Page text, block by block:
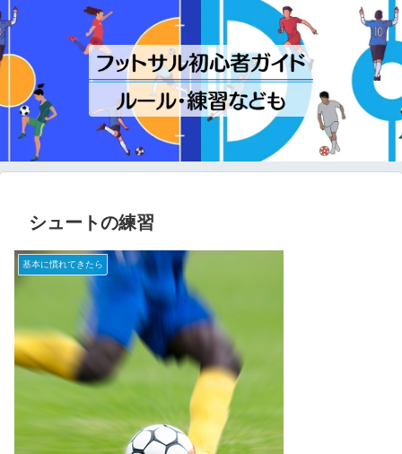
シュートの練習
基本に慣れてきたら